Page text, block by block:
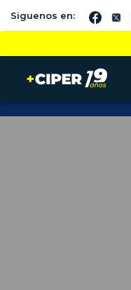
Siguenos en: